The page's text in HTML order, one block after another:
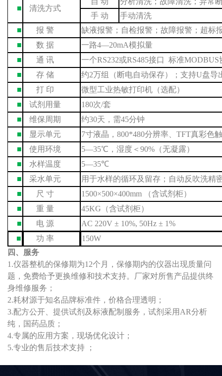
■ 清洗方式
手 动
手动清洗
■
报 警 缺液报警 ；自检报警；故障报警； 超标
■
数 据 一路4—20mA模拟量
■
通 讯 一个RS232或RS485接口 标准MODBUS
■
存 储 约2万组 （断电自动保存）；支持U盘导
■
打 印
微型工业热敏打印机（选配）
■
试剂用量 180次/套
■
维保周期 约30天， 需45分钟
■
显示单元 7寸液晶，800*480分辨率、TFT真彩色
■
使用环境 5—35℃，湿度＜90% （无凝露）
■
水样温度 5—35℃
■
采水单元 用于水样的循环及 留存 ；自动反吹洗精
■
尺 寸 1500×500×400mm
（含试剂柜）
■
重 量 45KG （含试剂柜）
■
电 源
AC 220V ± 10%, 50Hz ± 1%
■
功 率
150W
四、服务
1.仪器整机的保修期为12个月，保修期内的仪器出现质量问
题，免费给予更换维修和技术支持。 厂家对所售产品提供终
身维修服务；
2.耗材源于知名品牌标准件，价格合理透明；
3.配方公开、 提供试剂 及标液配制服务，试剂 采用 AR分析
纯， 国药品质；
4.专属的应用方案， 现场优化设计；
5.专业的售后技术支持 ；